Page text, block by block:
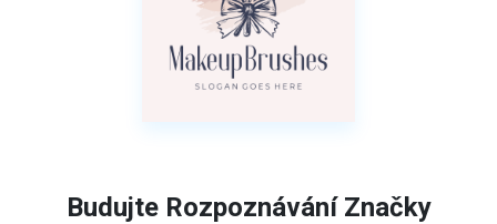
Budujte Rozpoznávání Značky